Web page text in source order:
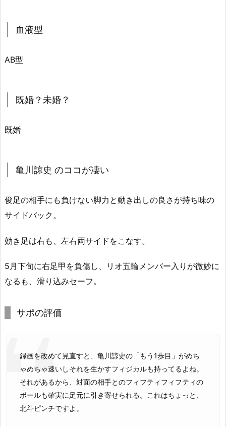
血液型
AB型
既婚？未婚？
既婚
亀川諒史 のココが凄い
俊足の相手にも負けない脚力と動き出しの良さが持ち味の
サイドバック。
効き足は右も、左右両サイドをこなす。
5月下旬に右足甲を負傷し、リオ五輪メンバー入りが微妙に
なるも、滑り込みセーフ。
サポの評価
録画を改めて見直すと、亀川諒史の「もう1歩目」がめち
ゃめちゃ速いしそれを生かすフィジカルも持ってるよね。
それがあるから、対面の相手とのフィフティフィフティの
ボールも確実に足元に引き寄せられる。これはちょっと、
北斗ピンチですよ。